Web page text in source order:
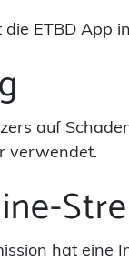
ETBD App
auf
verwendet.
hat eine